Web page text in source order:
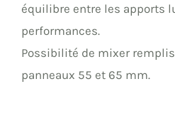
équilibre entre les apports
performances.
Possibilité de mixer
panneaux 55 et 65 mm.